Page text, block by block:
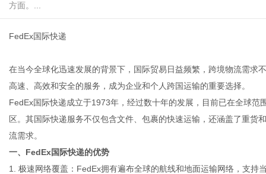
方面。...
FedEx国际快递
在当今全球化迅速发展的背景下，国际贸易日益频繁，跨境物流需求
高速、高效和安全的服务，成为企业和个人跨国运输的重要选择。
FedEx国际快递成立于1973年，经过数十年的发展，目前已在全球
区。其国际快递服务不仅包含文件、包裹的快速运输，还涵盖了重货
流需求。
一、FedEx国际快递的优势
1. 极速网络覆盖：FedEx拥有遍布全球的航线和地面运输网络，支持